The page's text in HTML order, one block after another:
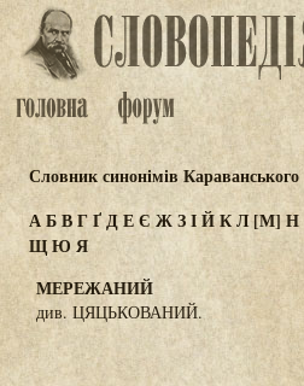
Словник синонімів Караванського
АБВГҐДЕЄ ЖЗІЙКЛ[М] Н
ЩЮ Я
МЕРЕЖАНИЙ
див. ЦЯЦЬКОВАНИЙ.